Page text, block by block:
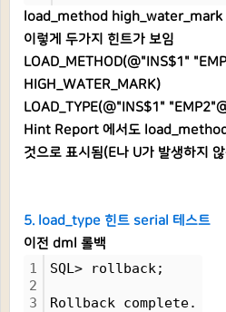
load_method high_water_mark
이렇게 두가지 힌트가 보임
LOAD_METHOD(@"INS$1"
HIGH_WATER_MARK)
LOAD_TYPE(@"INS$1"
Hint Report 에서도 load_method
것으로 표시됨(E나 U가 발생하지
5. load_type 힌트 serial 테스트
이전 dml 롤백
1
2
3
SQL> rollback;
Rollback complete.